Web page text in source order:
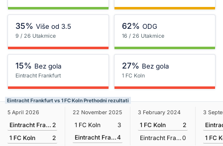
35% Više od 3.5
9 / 26 Utakmice
62% ODG
16 / 26 Utakmice
15% Bez gola
Eintracht Frankfurt
27% Bez gola
1 FC Koln
Eintracht Frankfurt vs 1 FC Koln Prethodni rezultati
5 April 2026
Eintracht Frankfurt 2
1 FC Koln
2
22 November 2025
1 FC Koln
3
Eintracht Frankfurt4
3 February 2024
1 FC Koln
2
Eintracht Frankfurt0
3
1 FC